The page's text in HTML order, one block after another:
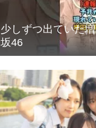
少しずつ出ていた
坂46